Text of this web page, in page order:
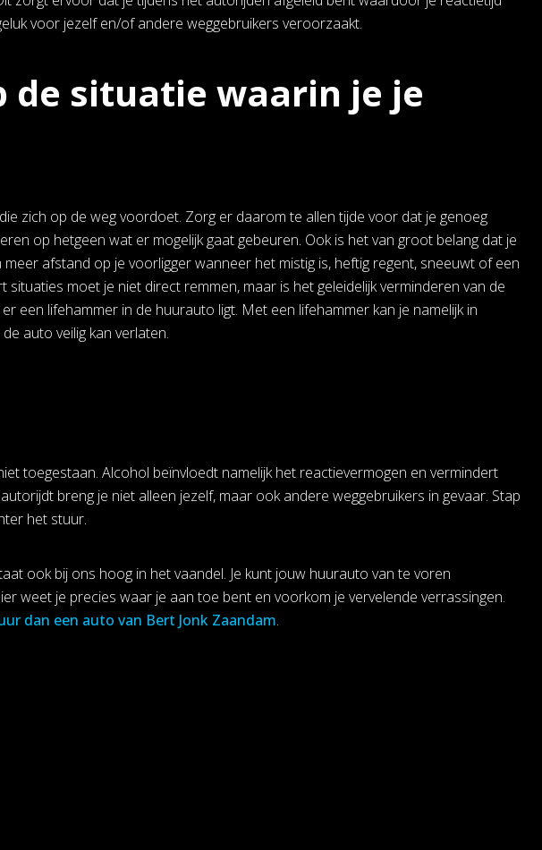
voor jezelf en/of andere weggebruikers veroorzaakt.
de situatie waarin je je
zich op de weg voordoet. Zorg er daarom te allen tijde voor dat je genoeg
op hetgeen wat er mogelijk gaat gebeuren. Ook is het van groot belang dat je
afstand op je voorligger wanneer het mistig is, heftig regent, sneeuwt of een
moet je niet direct remmen, maar is het geleidelijk verminderen van de
een lifehammer in de huurauto ligt. Met een lifehammer kan je namelijk in
auto veilig kan verlaten.
toegestaan. Alcohol beïnvloedt namelijk het reactievermogen en vermindert
breng je niet alleen jezelf, maar ook andere weggebruikers in gevaar. Stap
het stuur.
ook bij ons hoog in het vaandel. Je kunt jouw huurauto van te voren
weet je precies waar je aan toe bent en voorkom je vervelende verrassingen.
dan een auto van Bert Jonk Zaandam.